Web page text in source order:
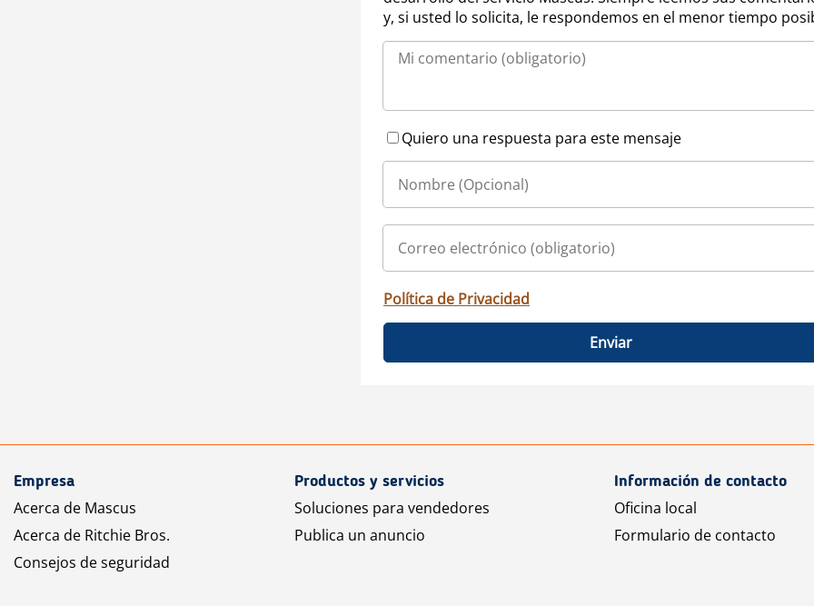
y, si usted lo solicita, le respondemos en el menor tiempo
Quiero una respuesta para este mensaje
Política de Privacidad
Enviar
Empresa
Acerca de Mascus
Acerca de Ritchie Bros.
Consejos de seguridad
Productos y servicios
Soluciones para vendedores
Publica un anuncio
Información de contacto
Oficina local
Formulario de contacto